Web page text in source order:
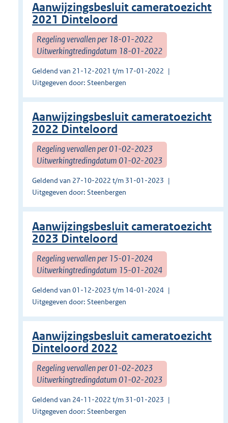
Aanwijzingsbesluit cameratoezicht
2021 Dinteloord
Regeling vervallen per 18-01-2022
Uitwerkingtredingdatum 18-01-2022
Geldend van 21-12-2021 t/m 17-01-2022
Uitgegeven door: Steenbergen
Aanwijzingsbesluit cameratoezicht
2022 Dinteloord
Regeling vervallen per 01-02-2023
Uitwerkingtredingdatum 01-02-2023
Geldend van 27-10-2022 t/m 31-01-2023
Uitgegeven door: Steenbergen
Aanwijzingsbesluit cameratoezicht
2023 Dinteloord
Regeling vervallen per 15-01-2024
Uitwerkingtredingdatum 15-01-2024
Geldend van 01-12-2023 t/m 14-01-2024
Uitgegeven door: Steenbergen
Aanwijzingsbesluit cameratoezicht
Dinteloord 2022
Regeling vervallen per 01-02-2023
Uitwerkingtredingdatum 01-02-2023
Geldend van 24-11-2022 t/m 31-01-2023
Uitgegeven door: Steenbergen